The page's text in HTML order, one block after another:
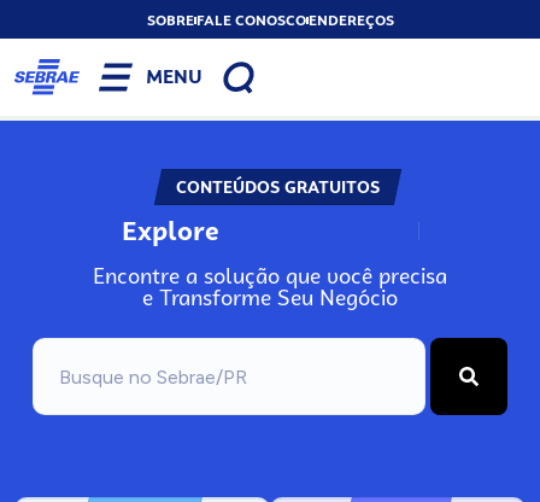
SOBREFALE CONOSCOENDEREÇOS
MENU
CONTEÚDOS GRATUITOS
Explore N
Encontre a solução que você precisa
e Transforme Seu Negócio